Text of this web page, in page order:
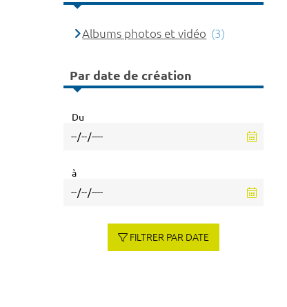
Albums photos et vidéo (3)
Par date de création
Du
à
FILTRER PAR DATE